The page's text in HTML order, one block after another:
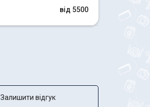
від 5500
Залишити відгук